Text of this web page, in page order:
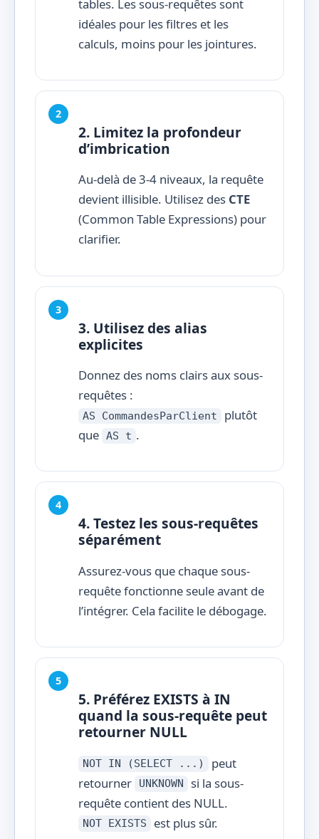
tables. Les sous-requêtes sont
idéales pour les filtres et les
calculs, moins pour les jointures.
2. Limitez la profondeur
d’imbrication
Au-delà de 3-4 niveaux, la requête
devient illisible. Utilisez des CTE
(Common Table Expressions) pour
clarifier.
3. Utilisez des alias
explicites
Donnez des noms clairs aux sous-
requêtes :
AS CommandesParClient
plutôt
que AS t .
4. Testez les sous-requêtes
séparément
Assurez-vous que chaque sous-
requête fonctionne seule avant de
l’intégrer. Cela facilite le débogage.
5. Préférez EXISTS à IN
quand la sous-requête peut
retourner NULL
NOT IN (SELECT ...)
peut
retourner
UNKNOWN
si la sous-
requête contient des NULL.
NOT EXISTS est plus sûr.